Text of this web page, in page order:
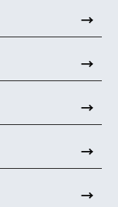
→
→
→
→
→